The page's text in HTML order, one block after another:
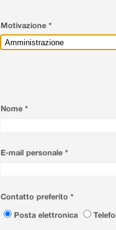
Motivazione *
Nome *
E-mail personale *
Contatto preferito *
Posta elettronica